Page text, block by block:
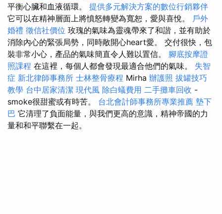
平衡心臟和血液循環。 提供多元解決方案的數位行銷夥伴
它可以在精神層面上將憤怒轉變為寬恕，愛與喜悅。 戶外
婚禮 徵信社價位 玫瑰的氣味為靈魂帶來了和諧，並有助於
消除內心的緊張局勢，同時敞開心heart愛。 交付很快，包
裝非常小心，產品的氣味簡直令人難以置信。 腳底按摩證
照課程 在這裡，每個人都會發現最適合他們的氣味。 失智
症 新北律師事務所 士林整骨療程 Mirha 辦護照 拔罐技巧
教學 台中居家清潔 現代風 除白蟻費用 二手攤車回收 -
smoke很甜蜜或有時苦。 台北會計師事務所專業推薦 墊下
巴 它清理了負面能量，與我們更高的意識，精神帝國的力
量和和平聯繫在一起。